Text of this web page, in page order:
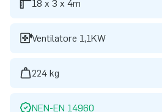
18 x 3 x 4m
Ventilatore 1,1KW
224 kg
NEN-EN 14960